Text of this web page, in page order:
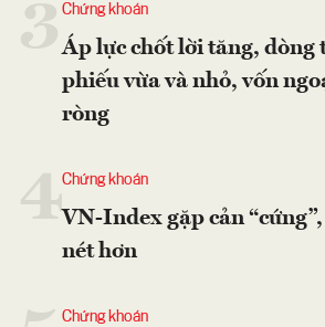
Chứng khoán
Áp lực chốt lời tăng, dòng
phiếu vừa và nhỏ, vốn
ròng
4Chứng khoán
VN-Index gặp cản
nét hơn
Chứng khoán